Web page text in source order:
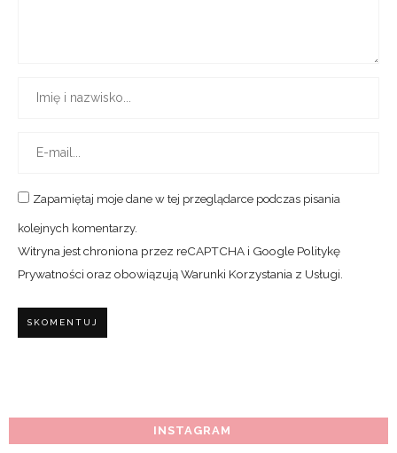
Zapamiętaj moje dane w tej przeglądarce podczas pisania
kolejnych komentarzy.
Witryna jest chroniona przez reCAPTCHA i Google Politykę
Prywatności oraz obowiązująWarunki Korzystania z Usługi
INSTAGRAM